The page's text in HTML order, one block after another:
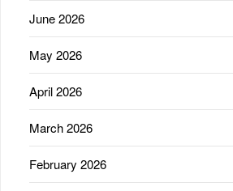
June 2026
May 2026
April 2026
March 2026
February 2026